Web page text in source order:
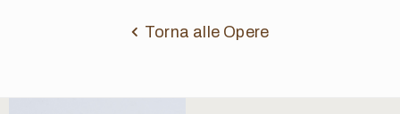
critici
Torna alle Opere